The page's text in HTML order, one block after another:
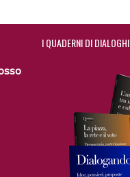
IQUADERNI DI DIALOGHI